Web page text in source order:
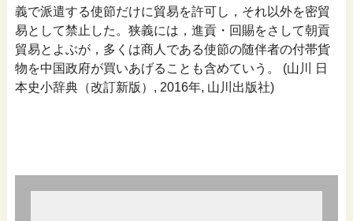
義で派遣する使節だけに貿易を許可し，それ以外を密貿
易として禁止した。狭義には，進貢・回賜をさして朝貢
貿易とよぶが，多くは商人である使節の随伴者の付帯貨
物を中国政府が買いあげることも含めていう。 (山川 日
本史小辞典（改訂新版）, 2016年, 山川出版社)